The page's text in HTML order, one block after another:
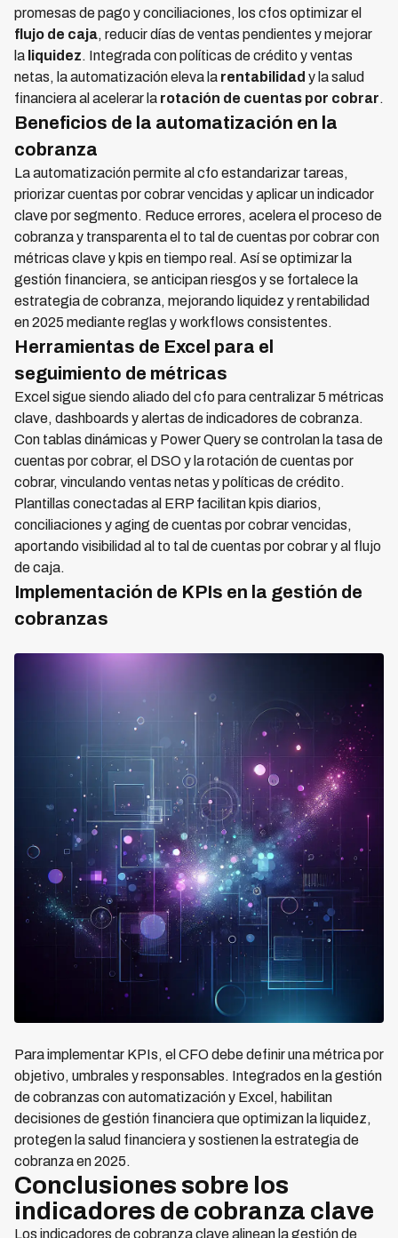
promesas de pago y conciliaciones, los cfos optimizar el
flujo de caja, reducir días de ventas pendientes y mejorar
la liquidez. Integrada con políticas de crédito y ventas
netas, la automatización eleva la rentabilidad y la salud
financiera al acelerar la rotación de cuentas por cobrar.
Beneficios de la automatización en la
cobranza
La automatización permite al cfo estandarizar tareas,
priorizar cuentas por cobrar vencidas y aplicar un indicador
clave por segmento. Reduce errores, acelera el proceso de
cobranza y transparenta el to tal de cuentas por cobrar con
métricas clave y kpis en tiempo real. Así se optimizar la
gestión financiera, se anticipan riesgos y se fortalece la
estrategia de cobranza, mejorando liquidez y rentabilidad
en 2025 mediante reglas y workflows consistentes.
Herramientas de Excel para el
seguimiento de métricas
Excel sigue siendo aliado del cfo para centralizar 5 métricas
clave, dashboards y alertas de indicadores de cobranza.
Con tablas dinámicas y Power Query se controlan la tasa de
cuentas por cobrar, el DSO y la rotación de cuentas por
cobrar, vinculando ventas netas y políticas de crédito.
Plantillas conectadas al ERP facilitan kpis diarios,
conciliaciones y aging de cuentas por cobrar vencidas,
aportando visibilidad al to tal de cuentas por cobrar y al flujo
de caja.
Implementación de KPIs en la gestión de
cobranzas
Para implementar KPIs, el CFO debe definir una métrica por
objetivo, umbrales y responsables. Integrados en la gestión
de cobranzas con automatización y Excel, habilitan
decisiones de gestión financiera que optimizan la liquidez,
protegen la salud financiera y sostienen la estrategia de
cobranza en 2025.
Conclusiones sobre los
indicadores de cobranza clave
Los indicadores de cobranza clave alinean la gestión de